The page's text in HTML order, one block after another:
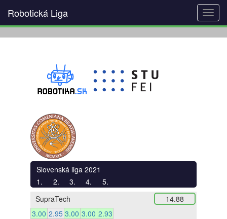
Robotická Liga
Slovenská liga 2021
1.
2. 3. 4.
5.
SupraTech
14.88
3.00 2.95 3.00 3.00 2.93